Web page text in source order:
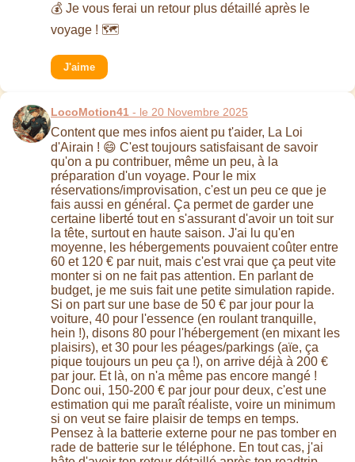
💰 Je vous ferai un retour plus détaillé après le
voyage ! 🗺️
J'aime
LocoMotion41 - le 20 Novembre 2025
Content que mes infos aient pu t'aider, La Loi
d'Airain ! 😄 C'est toujours satisfaisant de savoir
qu'on a pu contribuer, même un peu, à la
préparation d'un voyage. Pour le mix
réservations/improvisation, c'est un peu ce que je
fais aussi en général. Ça permet de garder une
certaine liberté tout en s'assurant d'avoir un toit sur
la tête, surtout en haute saison. J'ai lu qu'en
moyenne, les hébergements pouvaient coûter entre
60 et 120 € par nuit, mais c'est vrai que ça peut vite
monter si on ne fait pas attention. En parlant de
budget, je me suis fait une petite simulation rapide.
Si on part sur une base de 50 € par jour pour la
voiture, 40 pour l'essence (en roulant tranquille,
hein !), disons 80 pour l'hébergement (en mixant les
plaisirs), et 30 pour les péages/parkings (aïe, ça
pique toujours un peu ça !), on arrive déjà à 200 €
par jour. Et là, on n'a même pas encore mangé !
Donc oui, 150-200 € par jour pour deux, c'est une
estimation qui me paraît réaliste, voire un minimum
si on veut se faire plaisir de temps en temps.
Pensez à la batterie externe pour ne pas tomber en
rade de batterie sur le téléphone. En tout cas, j'ai